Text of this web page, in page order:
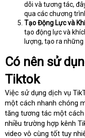
dõi và tương tác,
qua các chương
Tạo Động Lực và
tạo động lực và
lượng, tạo ra
Có nên sử
Tiktok
Việc sử dụng dịch vụ
một cách nhanh chóng
tăng tương tác một
nhiều trường hợp kênh
video vô cùng tốt tuy